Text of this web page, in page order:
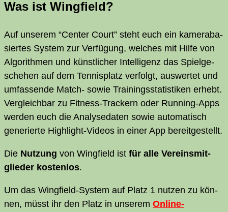
Was ist Wingfield?
Auf unse­rem “Cen­ter Court” steht euch ein kame­ra­ba­
sier­tes Sys­tem zur Ver­fü­gung, wel­ches mit Hil­fe von
Algo­rith­men und künst­li­cher Intel­li­genz das Spiel­ge­
sche­hen auf dem Ten­nis­platz ver­folgt, aus­wer­tet und
umfas­sen­de Match- sowie Trai­nings­sta­tis­ti­ken erhebt.
Ver­gleich­bar zu Fit­ness-Tra­ckern oder Run­ning-Apps
wer­den euch die Ana­ly­se­da­ten sowie auto­ma­tisch
gene­rier­te High­light-Vide­os in einer App bereitgestellt.
Die Nut­zung von Wing­field ist für alle Ver­eins­mit­
glie­der kos­ten­los.
Um das Wing­field-Sys­tem auf Platz 1 nut­zen zu kön­
nen, müsst ihr den Platz in unse­rem Online-